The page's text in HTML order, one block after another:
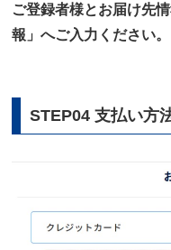
ご登録者様とお届け先
報」へご入力ください。
STEP04 支払い方